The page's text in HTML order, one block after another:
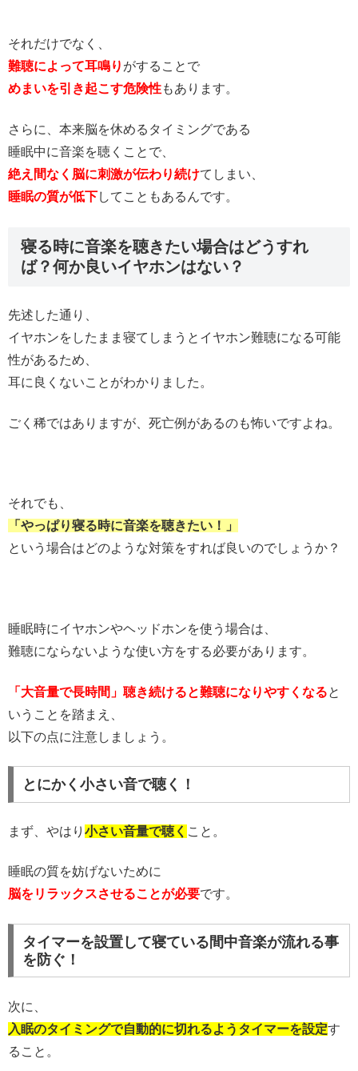
それだけでなく、
難聴によって耳鳴り がすることで
めまいを引き起こす危険性もあります。
さらに、本来脳を休めるタイミングである
睡眠中に音楽を聴くことで、
絶え間なく脳に刺激が伝わり続けてしまい、
睡眠の質が低下してこともあるんです。
寝る時に音楽を聴きたい場合はどうすれ
ば？何か良いイヤホンはない？
先述した通り、
イヤホンをしたまま寝てしまうとイヤホン難聴になる可能
性があるため、
耳に良くないことがわかりました。
ごく稀ではありますが、死亡例があるのも怖いですよね。
それでも、
「やっぱり寝る時に音楽を聴きたい！」
という場合はどのような対策をすれば良いのでしょうか？
睡眠時にイヤホンやヘッドホンを使う場合は、
難聴にならないような使い方をする必要があります。
「大音量で長時間」聴き続けると難聴になりやすくなると
いうことを踏まえ、
以下の点に注意しましょう。
とにかく小さい音で聴く！
まず、やはり 小さい音量で聴く こと。
睡眠の質を妨げないために
脳をリラックスさせることが必要です。
タイマーを設置して寝ている間中音楽が流れる事
を防ぐ！
次に、
入眠のタイミングで自動的に切れるようタイマーを設定す
ること。